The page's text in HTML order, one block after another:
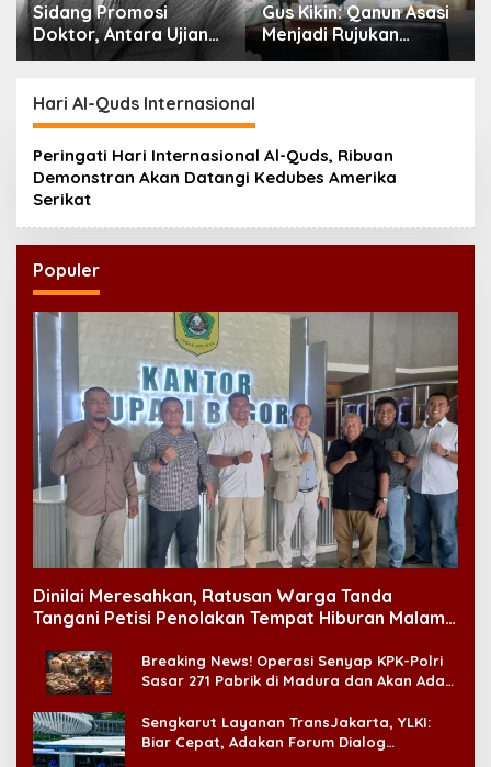
Sidang Promosi
Doktor, Antara Ujian
Ilmiah dan Pesta
Gus Kikin: Qanun Asasi
Menjadi Rujukan
Tertinggi NU,
Hari Al-Quds Internasional
Peringati Hari Internasional Al-Quds, Ribuan
Demonstran Akan Datangi Kedubes Amerika
Serikat
Populer
Dinilai Meresahkan, Ratusan Warga Tanda
Tangani Petisi Penolakan Tempat Hiburan Malam
Breaking News! Operasi Senyap KPK-Polri
Sasar 271 Pabrik di Madura dan Akan Ada
Sengkarut Layanan TransJakarta, YLKI:
Biar Cepat, Adakan Forum Dialog